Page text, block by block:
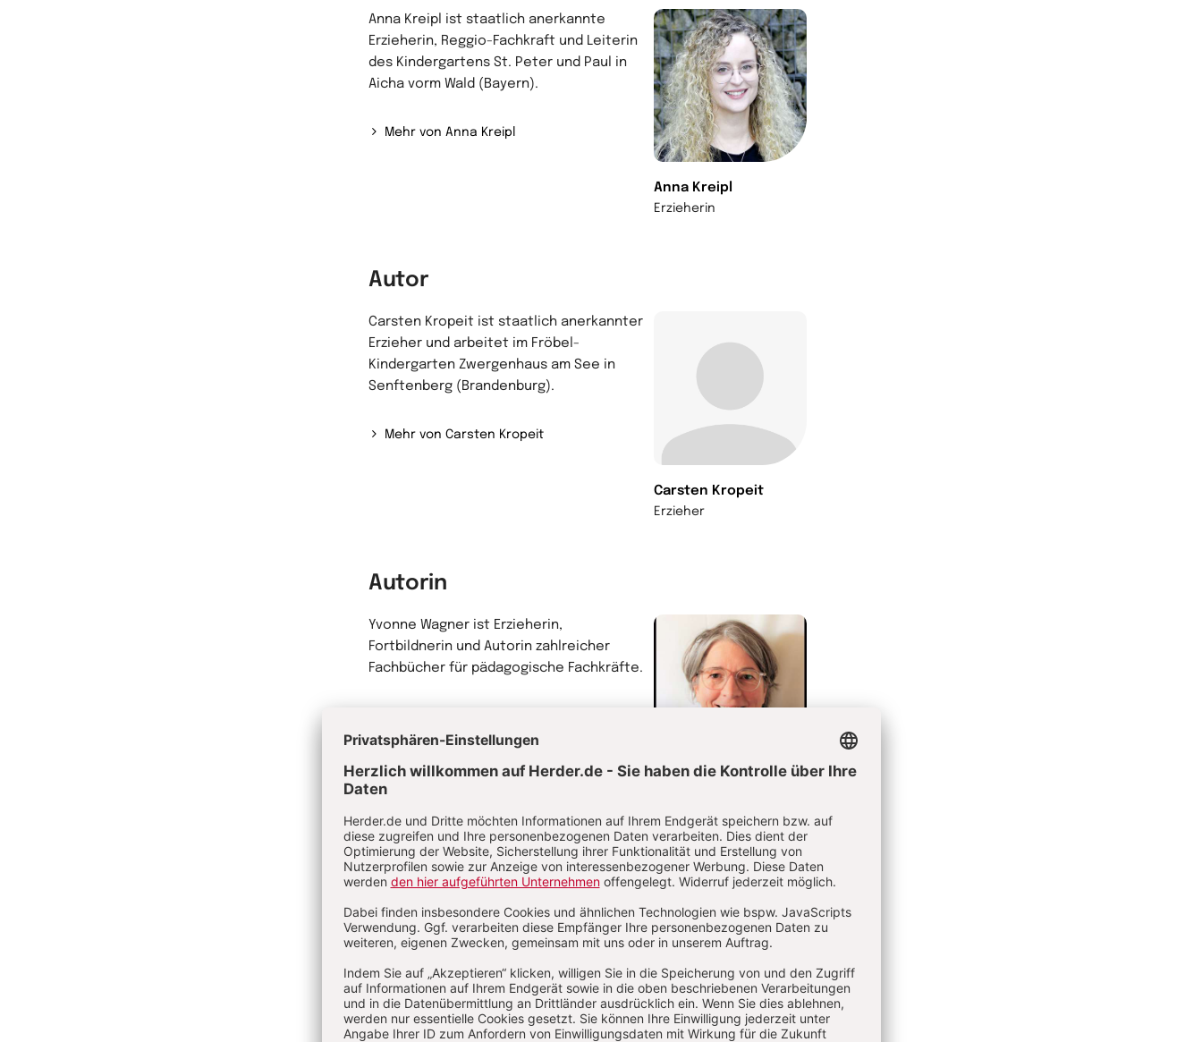
Anna Kreipl
Erzieherin
Anna Kreipl ist staatlich anerkannte
Erzieherin, Reggio-Fachkraft und Leiterin
des Kindergartens St. Peter und Paul in
Aicha vorm Wald (Bayern).
Mehr von Anna Kreipl
Autor
Carsten Kropeit
Erzieher
Carsten Kropeit ist staatlich anerkannter
Erzieher und arbeitet im Fröbel-
Kindergarten Zwergenhaus am See in
Senftenberg (Brandenburg).
Mehr von Carsten Kropeit
Autorin
Erzieherin
Yvonne Wagner ist Erzieherin,
Fortbildnerin und Autorin zahlreicher
Fachbücher für pädagogische Fachkräfte.
Autor
Michael Fink studierte ästhetische
Erziehung, Kunst- und
Kulturwissenschaften an der Universität
der Künste Berlin. Er ist Autor zahlreicher
pädagogischer Fachbücher und gibt
Fortbildungen für Erzieherinnen und